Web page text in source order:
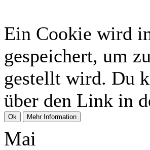
Ein Cookie wird
gespeichert, um
gestellt wird. Du
über den Link in
Mai